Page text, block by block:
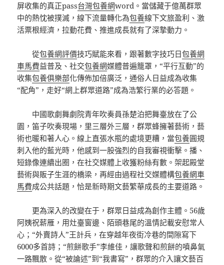
屏收集的真正pass台灣包養網word。當儲藏于億萬群眾
中的熱忱被撲滅，線下流量轉化為包養線下文旅盈利、激
活票根經濟，拉動花費、推進成長就有了深摯動力。
從包養網評價技巧賦能來看，跟著數字技巧日包養網
車馬費益普及、社交包養網媒體普遍籠罩，“平行互動”的
收集包養俱樂部化傳佈加倍廣泛，通俗人日益成為收集
“配角”，走好“網上群眾道路”成為浩繁行業的必答題。
中國歌劇舞劇院青年吹奏員孫楚泊把舞臺放在了公
園，笛子吹奏現場，里三層外三層，群眾蜂擁著藝術，藝
術也暖和著人心。線上直張水瓶的處境更糟，當包養圓規
刺入他的藍光時，他感到一股強烈的自我審視衝擊。播、
短錄像連續出圈，在社交媒體上收獲粉絲有數。架起殿堂
藝術與販子生涯的橋梁，再經由過程社交媒體構包養網車
馬費成公共話題，恰是新時期文藝繁華成長的主要道路。
更為深入的改變在于，群眾日益成為創作主體。56歲
阿姨祝薪雁，用灶臺窗邊、陌頭巷尾的溫情記載安慰常人
心；“外賣詩人”王計兵，在穿越年夜街冷巷的間隙寫下
6000多首詩；“煎餅歌手”李維佳，讓歌聲和煎餅的噴鼻氣
一路飄散。從“被論述”到“我書寫”，群眾的介入讓文藝百